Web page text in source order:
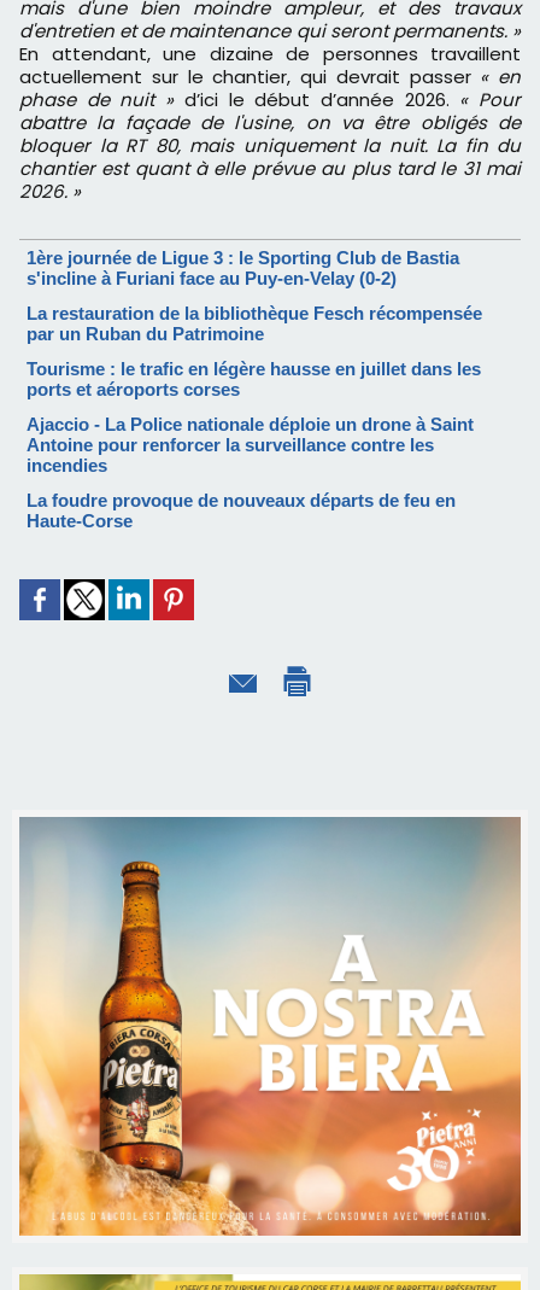
mais d'une bien moindre ampleur, et des travaux
d'entretien et de maintenance qui seront permanents. »
En attendant, une dizaine de personnes travaillent
actuellement sur le chantier, qui devrait passer « en
phase de nuit » d’ici le début d’année 2026. « Pour
abattre la façade de l'usine, on va être obligés de
bloquer la RT 80, mais uniquement la nuit. La fin du
chantier est quant à elle prévue au plus tard le 31 mai
2026. »
1ère journée de Ligue 3 : le Sporting Club de Bastia
s'incline à Furiani face au Puy-en-Velay (0-2)
La restauration de la bibliothèque Fesch récompensée
par un Ruban du Patrimoine
Tourisme : le trafic en légère hausse en juillet dans les
ports et aéroports corses
Ajaccio - La Police nationale déploie un drone à Saint
Antoine pour renforcer la surveillance contre les
incendies
La foudre provoque de nouveaux départs de feu en
Haute-Corse